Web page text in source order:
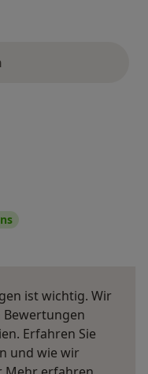
ist wichtig. Wir
Erfahren Sie
und wie wir